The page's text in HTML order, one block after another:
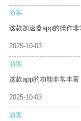
游客
这款加速器app的操作
2025-10-03
游客
这款app的功能非常丰富
2025-10-03
游客